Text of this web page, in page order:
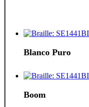
Blanco Puro
Boom